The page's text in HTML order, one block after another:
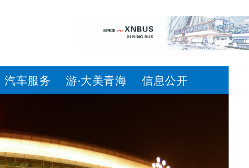
汽车服务 游·大美青海 信息公开